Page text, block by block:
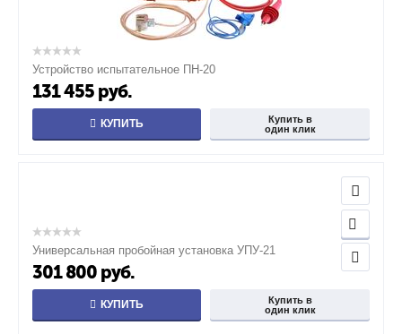
Устройство испытательное ПН-20
131 455 руб.
КУПИТЬ
Купить в
один клик
Универсальная пробойная установка УПУ-21
301 800 руб.
КУПИТЬ
Купить в
один клик